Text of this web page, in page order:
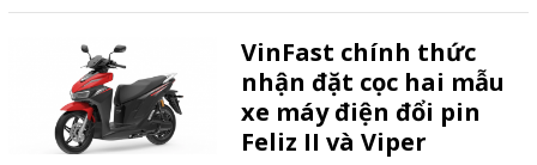
pháp linh hoạt thay thế.
VinFast chính thức
nhận đặt cọc hai mẫu
xe máy điện đổi pin
Feliz II và Viper